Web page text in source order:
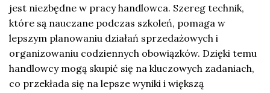
jest niezbędne w pracy handlowca. Szereg technik,
które są nauczane podczas szkoleń, pomaga w
lepszym planowaniu działań sprzedażowych i
organizowaniu codziennych obowiązków. Dzięki temu
handlowcy mogą skupić się na kluczowych zadaniach,
co przekłada się na lepsze wyniki i większą